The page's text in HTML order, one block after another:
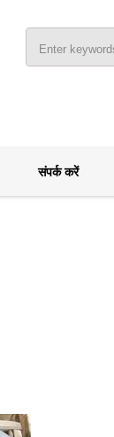
संपर्क करें